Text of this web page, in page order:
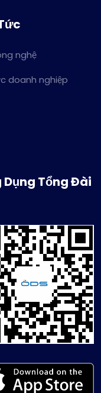
nghệ
doanh nghiệp
Dụng Tổng Đài